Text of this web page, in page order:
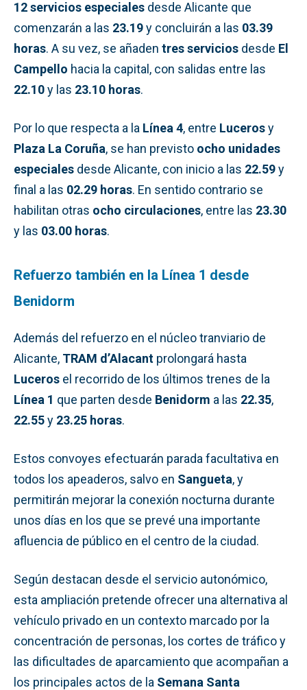
12 servicios especiales desde Alicante que
comenzarán a las 23.19y concluirán a las 03.39
horas. A su vez, se añaden tres servicios desde El
Campello hacia la capital, con salidas entre las
22.10y las 23.10 horas.
Por lo que respecta a la Línea 4, entre Lucerosy
Plaza La Coruña, se han previsto ocho unidades
especiales desde Alicante, con inicio a las 22.59y
final a las 02.29 horas. En sentido contrario se
habilitan otras ocho circulaciones, entre las 23.30
y las 03.00 horas.
Refuerzo también en la Línea 1 desde
Benidorm
Además del refuerzo en el núcleo tranviario de
Alicante, TRAM d’Alacant prolongará hasta
Luceros el recorrido de los últimos trenes de la
Línea 1 que parten desde Benidorm a las 22.35,
22.55y 23.25 horas.
Estos convoyes efectuarán parada facultativa en
todos los apeaderos, salvo en Sangueta, y
permitirán mejorar la conexión nocturna durante
unos días en los que se prevé una importante
afluencia de público en el centro de la ciudad.
Según destacan desde el servicio autonómico,
esta ampliación pretende ofrecer una alternativa al
vehículo privado en un contexto marcado por la
concentración de personas, los cortes de tráfico y
las dificultades de aparcamiento que acompañan a
los principales actos de la Semana Santa